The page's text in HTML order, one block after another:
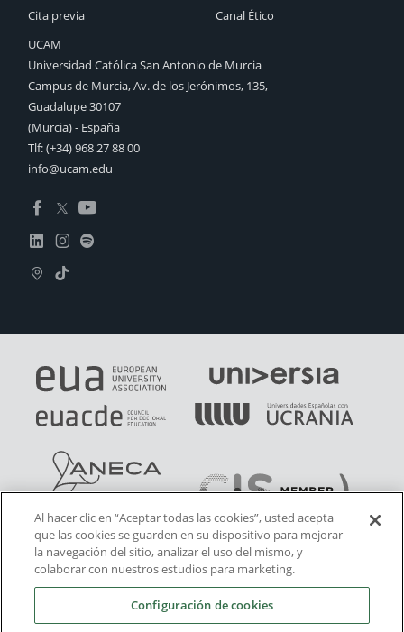
Cita previa
Canal Ético
UCAM
Universidad Católica San Antonio de Murcia
Campus de Murcia, Av. de los Jerónimos, 135,
Guadalupe 30107
(Murcia) - España
Tlf:(+34) 968 27 88 00
info@ucam.edu
Al hacer clic en “Aceptar todas las cookies”, usted acepta
que las cookies se guarden en su dispositivo para mejorar
la navegación del sitio, analizar el uso del mismo, y
colaborar con nuestros estudios para marketing.
Configuración de cookies